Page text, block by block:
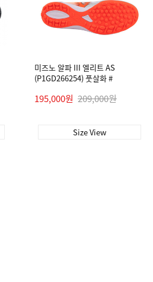
미즈노 알파 III 엘리트 AS
(P1GD266254) 풋살화 #
195,000원 209,000원
Size View